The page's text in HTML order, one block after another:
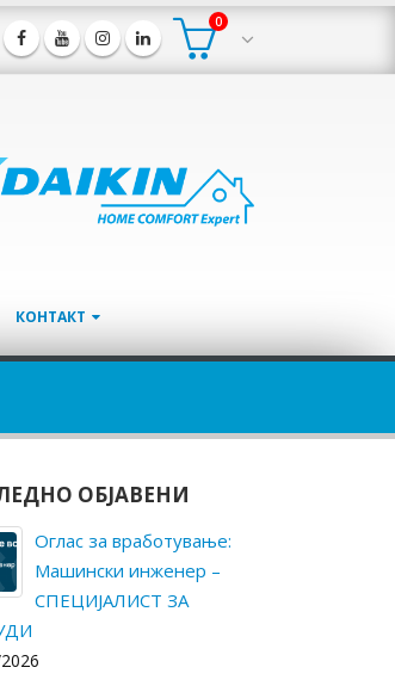
0
КОНТАКТ
ОБЈАВЕНИ
Како да ги намалите
трошоците за
електрична енергија и
во вашиот дом?